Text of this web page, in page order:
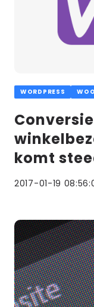
WORDPRESS
komt
2017-01-19
Lees
meer